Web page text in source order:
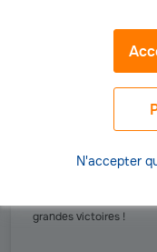
N'accepter
CYCLISME
Une aventure
Partenaire titre de
fin 2017, la formation
déterminés à
grandes victoires !